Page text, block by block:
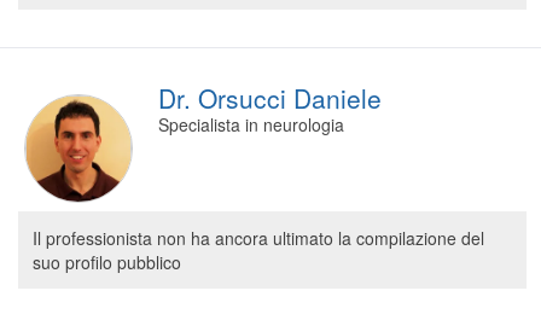
Dr. Orsucci Daniele
Specialista in neurologia
Il professionista non ha ancora ultimato la compilazione del
suo profilo pubblico